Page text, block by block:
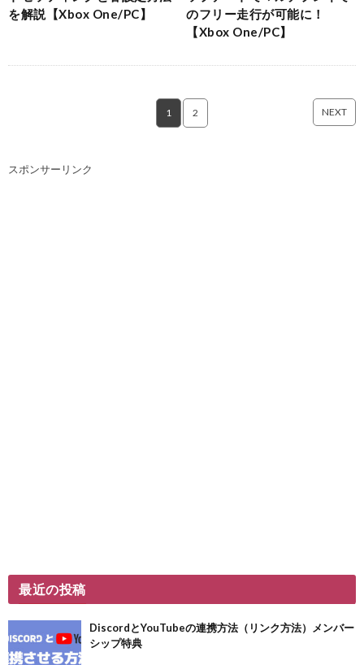
を解説【Xbox One/PC】
のフリー走行が可能に！
【Xbox One/PC】
1 2 NEXT
スポンサーリンク
最近の投稿
DiscordとYouTubeの連携方法（リンク方法）メンバー
シップ特典